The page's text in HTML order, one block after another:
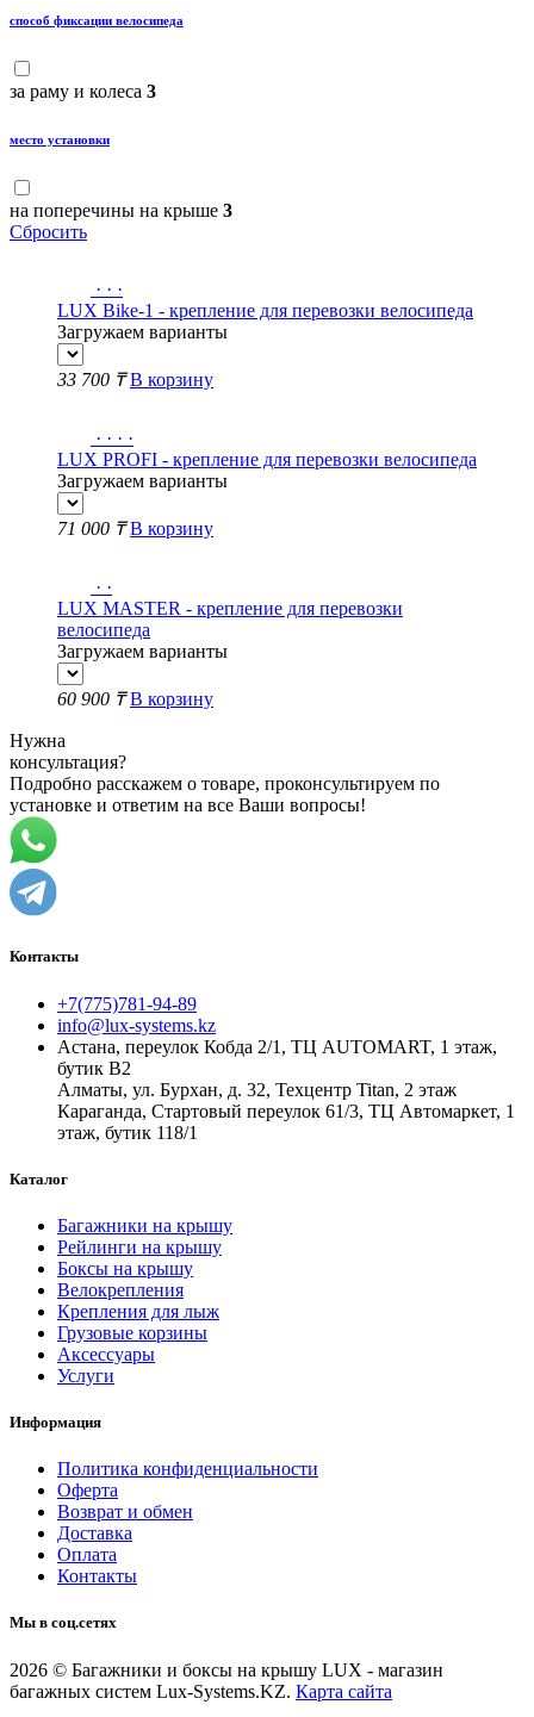
способ фиксации велосипеда
за раму и колеса 3
место установки
на поперечины на крыше 3
Сбросить
· · ·
LUX Bike-1 - крепление для перевозки велосипеда
Загружаем варианты
33 700 ₸ В корзину
· · · ·
LUX PROFI - крепление для перевозки велосипеда
Загружаем варианты
71 000 ₸ В корзину
· ·
LUX MASTER - крепление для перевозки
велосипеда
Загружаем варианты
60 900 ₸ В корзину
Нужна
консультация?
Подробно расскажем о товаре, проконсультируем по
установке и ответим на все Ваши вопросы!
Контакты
+7(775)781-94-89
info@lux-systems.kz
Астана, переулок Кобда 2/1, ТЦ AUTOMART, 1 этаж,
бутик B2
Алматы, ул. Бурхан, д. 32, Техцентр Titan, 2 этаж
Караганда, Стартовый переулок 61/3, ТЦ Автомаркет, 1
этаж, бутик 118/1
Каталог
Багажники на крышу
Рейлинги на крышу
Боксы на крышу
Велокрепления
Крепления для лыж
Грузовые корзины
Аксессуары
Услуги
Информация
Политика конфиденциальности
Оферта
Возврат и обмен
Доставка
Оплата
Контакты
Мы в соц.сетях
2026 © Багажники и боксы на крышу LUX - магазин
багажных систем Lux-Systems.KZ. Карта сайта